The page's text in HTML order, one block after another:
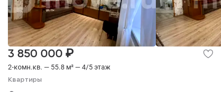
2-комн.кв. — 55.8 м² — 4/5 этаж
Квартиры
3 850 000 ₽